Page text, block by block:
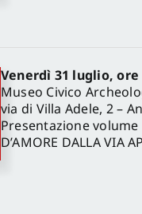
Venerdì 31 luglio, ore
Museo Civico
via di Villa Adele, 2 –
Presentazione volume
D’AMORE DALLA VIA